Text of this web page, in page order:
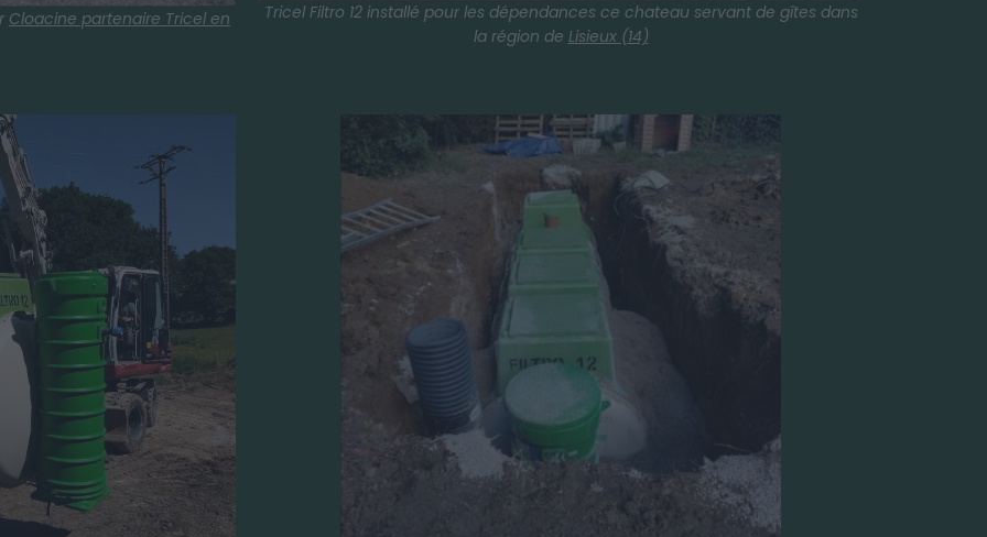
Cloacine partenaire Tricel en
Tricel Filtro 12 installé pour les dépendances ce chateau servant de gîtes dans
la région de Lisieux (14)